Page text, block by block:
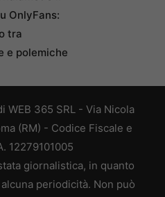
OnlyFans:
tra
e polemiche
WEB 365 SRL - Via Nicola
(RM) - Codice Fiscale e
12279101005
giornalistica, in quanto
periodicità. Non può